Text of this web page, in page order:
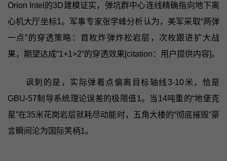
Orion Intel的3D建模证实，弹坑群中心连线精确指向地下离
心机大厅坐标1。军事专家张学峰分析认为，美军采取“两弹
一点”的穿透策略：首枚炸弹炸松岩层，次枚跟进扩大战
果，期望达成“1+1>2”的穿透效果[citation：用户提供内容]。
讽刺的是，实际弹着点偏离目标轴线3-10米，恰是
GBU-57制导系统理论误差的极限值1。当14吨重的“地堡克
星”在35米花岗岩层就耗尽动能时，五角大楼的“彻底摧毁”豪
言瞬间沦为国际笑柄1。